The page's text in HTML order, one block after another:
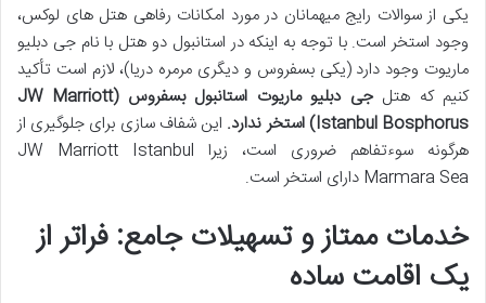
یکی از سوالات رایج میهمانان در مورد امکانات رفاهی هتل های لوکس،
وجود استخر است. با توجه به اینکه در استانبول دو هتل با نام جی دبلیو
ماریوت وجود دارد (یکی بسفروس و دیگری مرمره دریا)، لازم است تأکید
کنیم که هتل
جی دبلیو ماریوت استانبول بسفروس (JW Marriott
Istanbul Bosphorus) استخر ندارد.
این شفاف سازی برای جلوگیری از
هرگونه سوءتفاهم ضروری است، زیرا JW Marriott Istanbul
Marmara Sea دارای استخر است.
خدمات ممتاز و تسهیلات جامع: فراتر از
یک اقامت ساده